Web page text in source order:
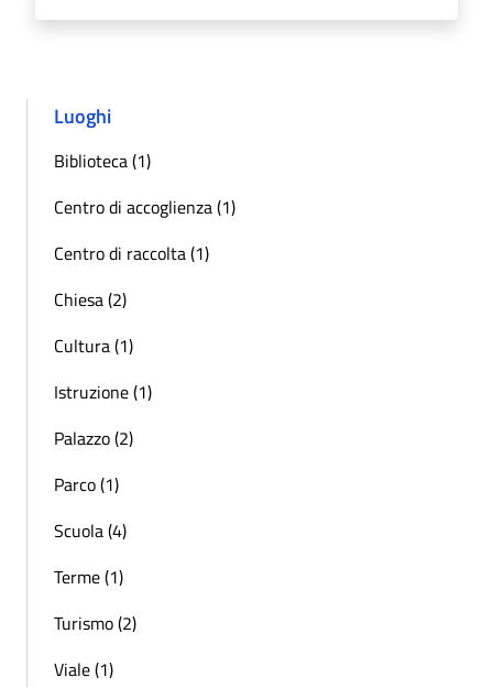
Luoghi
Biblioteca (1)
Centro di accoglienza (1)
Centro di raccolta (1)
Chiesa (2)
Cultura (1)
Istruzione (1)
Palazzo (2)
Parco (1)
Scuola (4)
Terme (1)
Turismo (2)
Viale (1)